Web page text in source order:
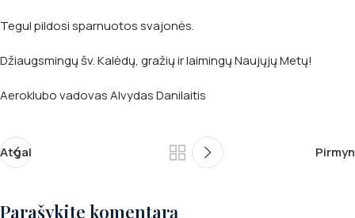
Tegul pildosi sparnuotos svajonės.
Džiaugsmingų šv. Kalėdų, gražių ir laimingų Naujųjų Metų!
Aeroklubo vadovas Alvydas Danilaitis
Atgal Pirmyn
Parašykite komentarą